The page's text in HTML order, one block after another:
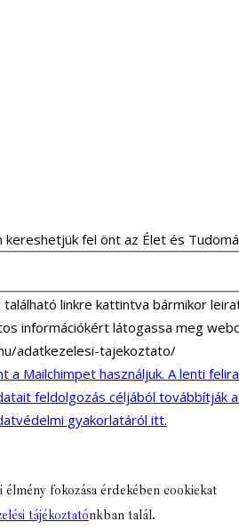
kereshetjük fel önt az Élet és
található linkre kattintva bármikor
információkért látogassa meg
adatkezelesi-tajekoztato/
a Mailchimpet használjuk. A lenti
feldolgozás céljából továbbítják
gyakorlatáról itt.
fokozása érdekében cookiekat
tájékoztatónkban talál.